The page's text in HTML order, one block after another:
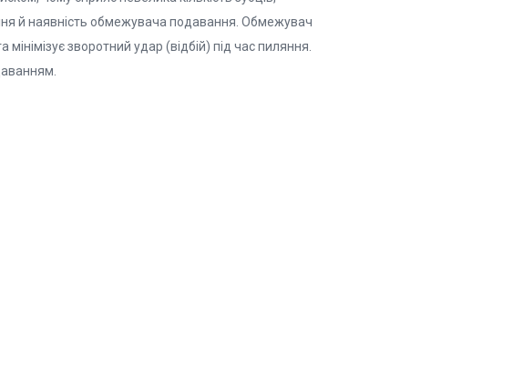
й наявність обмежувача подавання. Обмежувач
зворотний удар (відбій) під час пиляння.